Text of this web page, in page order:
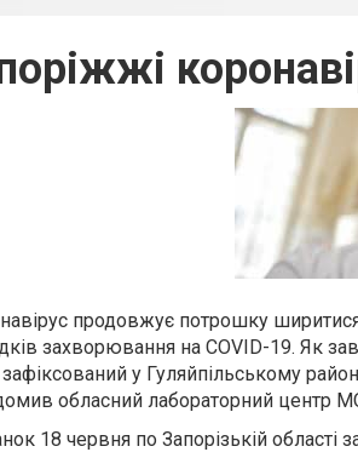
продовжує потрошку
захворювання на COVID-19. Як
у Гуляйпільському
обласний лабораторний центр
18 червня по Запорізькій